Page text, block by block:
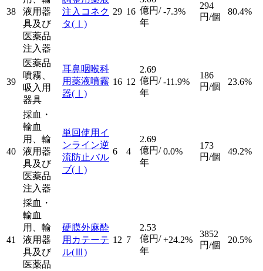
38
液用器
具及び
医薬品
注入器
注入コネク
タ(Ⅰ)
29 16 億円/
年
-7.3%
294
円/個
80.4%
39
医薬品
噴霧、
吸入用
器具
耳鼻咽喉科
用薬液噴霧
器(Ⅰ)
16 12
2.69
億円/
年
-11.9%
186
円/個
23.6%
40
採血・
輸血
用、輸
液用器
具及び
医薬品
注入器
単回使用イ
ンライン逆
流防止バル
ブ(Ⅰ)
6 4
2.69
億円/
年
0.0%
173
円/個
49.2%
41
採血・
輸血
用、輸
液用器
具及び
医薬品
硬膜外麻酔
用カテーテ
ル(Ⅲ)
12 7
2.53
億円/
年
+24.2%
3852
円/個
20.5%